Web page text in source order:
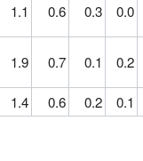
1.1 0.6 0.3 0.0
1.9 0.7 0.1 0.2
1.4 0.6 0.2 0.1